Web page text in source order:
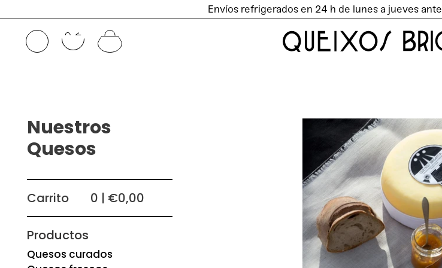
directamente
contenido
Envíos refrigerados en 24 h de lunes a jueves
Nuestros
Quesos
Carrito 0 | €0,00
Productos
Quesos curados